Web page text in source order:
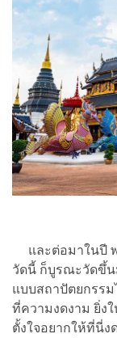
และต่อมาในปี พ
วัดนี้ ก็บูรณะวัดขึ้น
แบบสถาปัตยกรร
ที่ความงดงาม ยิ่ง
ตั้งใจอยากให้ที่นี่ง